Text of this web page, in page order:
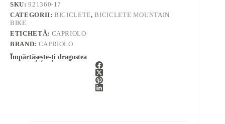
SKU:921360-17
CATEGORII:BICICLETE,BICICLETE MOUNTAIN
BIKE
ETICHETĂ: CAPRIOLO
BRAND: CAPRIOLO
Împărtășește-ți dragostea